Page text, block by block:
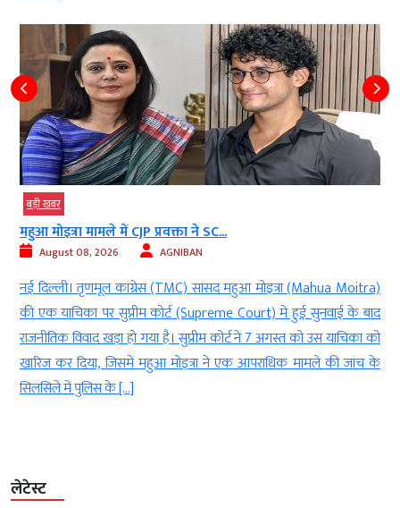
प्रवक्ता ने SC...
AGNIBAN
(TMC) सांसद महुआ मोइत्रा (Mahua Moitra)
कोर्ट (Supreme Court) में हुई सुनवाई के बाद
है। सुप्रीम कोर्ट ने 7 अगस्त को उस याचिका को
मोइत्रा ने एक आपराधिक मामले की जांच के
नई दिल्ली। संसद के मॉनसून
टकराव बढ़ने के आसार हैं।
FCRA बिल को लेकर विपक्ष ने
को लोकसभा के सभी सांसदों के
लेटेस्ट